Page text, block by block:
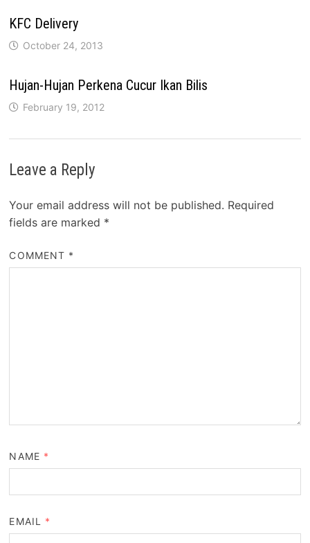
KFC Delivery
October 24, 2013
Hujan-Hujan Perkena Cucur Ikan Bilis
February 19, 2012
Leave a Reply
Your email address will not be published. Required
fields are marked *
COMMENT *
NAME *
EMAIL *